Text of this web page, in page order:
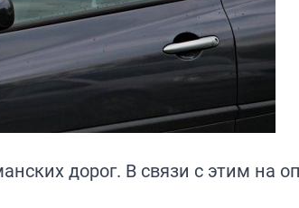
дорог. В связи с этим на